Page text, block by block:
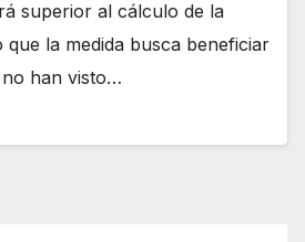
superior al cálculo de la
la medida busca beneficiar
han visto…